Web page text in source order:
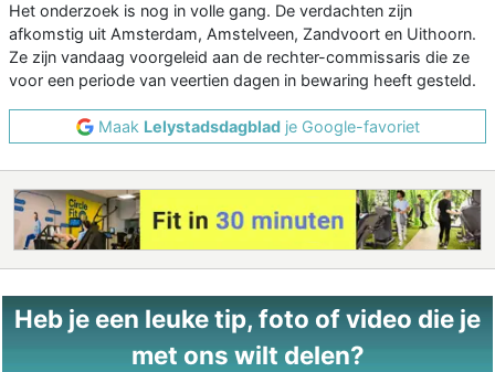
Het onderzoek is nog in volle gang. De verdachten zijn
afkomstig uit Amsterdam, Amstelveen, Zandvoort en Uithoorn.
Ze zijn vandaag voorgeleid aan de rechter-commissaris die ze
voor een periode van veertien dagen in bewaring heeft gesteld.
Maak Lelystadsdagbladje Google-favoriet
Heb je een leuke tip, foto of video die je
met ons wilt delen?